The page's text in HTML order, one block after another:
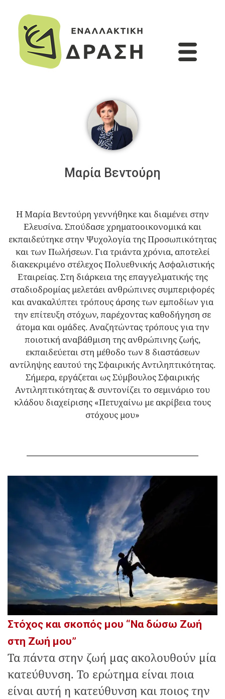
Μαρία Βεντούρη
Η Μαρία Βεντούρη γεννήθηκε και διαμένει στην
Ελευσίνα. Σπούδασε χρηματοοικονομικά και
εκπαιδεύτηκε στην Ψυχολογία της Προσωπικότητας
και των Πωλήσεων. Για τριάντα χρόνια, αποτελεί
διακεκριμένο στέλεχος Πολυεθνικής Ασφαλιστικής
Εταιρείας. Στη διάρκεια της επαγγελματικής της
σταδιοδρομίας μελετάει ανθρώπινες συμπεριφορές
και ανακαλύπτει τρόπους άρσης των εμποδίων για
την επίτευξη στόχων, παρέχοντας καθοδήγηση σε
άτομα και ομάδες. Αναζητώντας τρόπους για την
ποιοτική αναβάθμιση της ανθρώπινης ζωής,
εκπαιδεύεται στη μέθοδο των 8 διαστάσεων
αντίληψης εαυτού της Σφαιρικής Αντιληπτικότητας.
Σήμερα, εργάζεται ως Σύμβουλος Σφαιρικής
Αντιληπτικότητας & συντονίζει το σεμινάριο του
κλάδου διαχείρισης «Πετυχαίνω με ακρίβεια τους
στόχους μου»
Στόχος και σκοπός μου “Να δώσω Ζωή
στη Ζωή μου”
Τα πάντα στην ζωή μας ακολουθούν μία
κατεύθυνση. Το ερώτημα είναι ποια
είναι αυτή η κατεύθυνση και ποιος την